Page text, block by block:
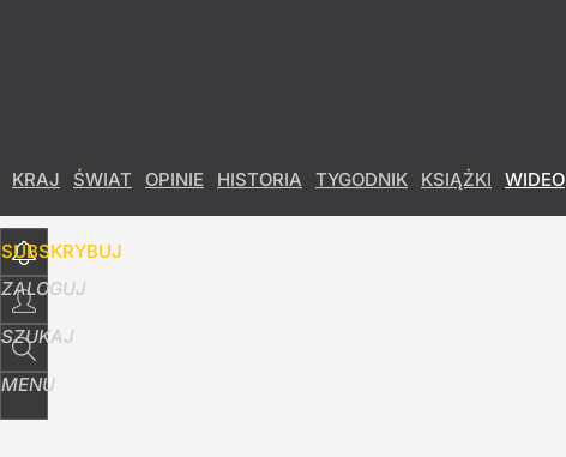
KRAJ ŚWIAT OPINIE HISTORIA TYGODNIK KSIĄŻKI WIDEO
SUBSKRYBUJ
ZALOGUJ
SZUKAJ
MENU